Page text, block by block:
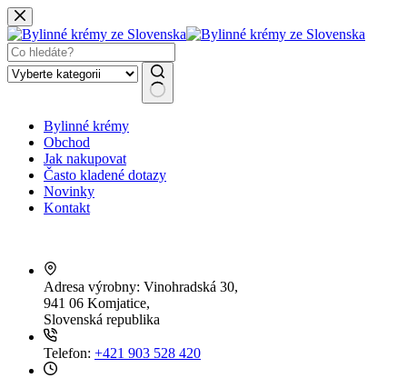
Skip
to
content
results Bylinné krémy
Obchod
Jak nakupovat
Často kladené dotazy
Novinky
Kontakt
Adresa výrobny: Vinohradská 30,
941 06 Komjatice,
Slovenská republika
Telefon: +421 903 528 420